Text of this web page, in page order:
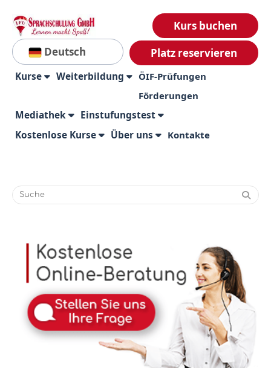
Deutsch
Kurs buchen
Platz reservieren
Kurse Weiterbildung
ÖIF-Prüfungen
Förderungen
Mediathek
Einstufungstest
Kostenlose Kurse
Über uns Kontakte